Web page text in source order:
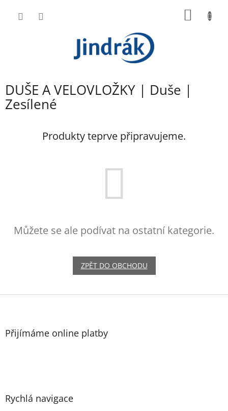
DUŠE A VELOVLOŽKY | Duše |
Zesílené
Produkty teprve připravujeme.
Můžete se ale podívat na ostatní kategorie.
ZPĚT DO OBCHODU
Z
Přijímáme online platby
Rychlá navigace